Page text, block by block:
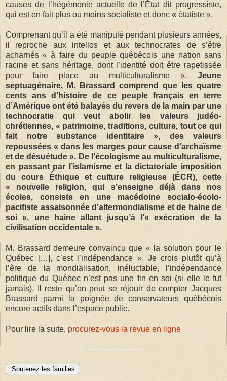
causes de l’hégémonie actuelle de l’État dit progressiste,
qui est en fait plus ou moins socialiste et donc « étatiste ».
Comprenant qu’il a été manipulé pendant plusieurs années,
il reproche aux intellos et aux technocrates de s’être
acharnés « à faire du peuple québécois une nation sans
racine et sans héritage, dont l’identité doit être rapetissée
pour faire place au multiculturalisme ». Jeune
septuagénaire, M. Brassard comprend que les quatre
cents ans d’histoire de ce peuple français en terre
d’Amérique ont été balayés du revers de la main par une
technocratie qui veut abolir les valeurs judéo-
chrétiennes, « patrimoine, traditions, culture, tout ce qui
fait notre substance identitaire
», des valeurs
repoussées « dans les marges pour cause d’archaïsme
et de désuétude ». De l’écologisme au multiculturalisme,
en passant par l’islamisme et la dictatoriale imposition
du cours Éthique et culture religieuse (ÉCR), cette
«
nouvelle religion, qui s’enseigne déjà dans nos
écoles, consiste en une macédoine socialo-écolo-
pacifiste assaisonnée d’altermondialisme et de haine de
soi
», une haine allant jusqu’à l’«
exécration de la
civilisation occidentale ».
M. Brassard demeure convaincu que « la solution pour le
Québec […], c’est l’indépendance ». Je crois plutôt qu’à
l’ère de la mondialisation, inéluctable, l’indépendance
politique du Québec n’est pas une fin en soi (si elle le fut
jamais). Il reste qu’on peut se réjouir de compter Jacques
Brassard parmi la poignée de conservateurs québécois
encore actifs dans l’espace public.
Pour lire la suite, procurez-vous la revue en ligne
Soutenez les familles